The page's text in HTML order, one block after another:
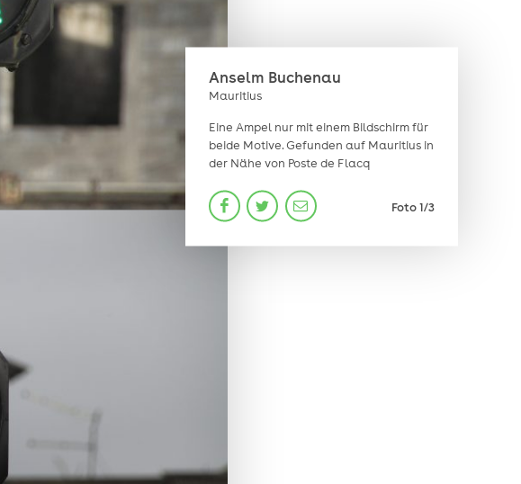
Anselm Buchenau
Mauritius
Eine Ampel nur mit einem Bildschirm für
beide Motive. Gefunden auf Mauritius in
der Nähe von Poste de Flacq
Foto1/3